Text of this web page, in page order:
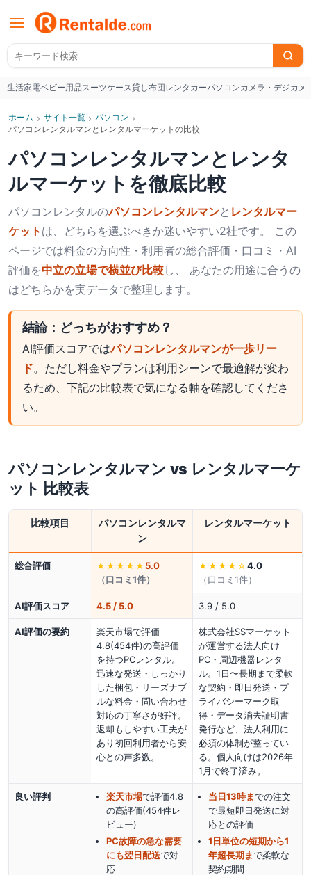
生活家電ベビー用品スーツケース貸し布団レンタカーパソコンカメラ・デジカメ
ホーム › サイト一覧 › パソコン ›
パソコンレンタルマンとレンタルマーケットの比較
パソコンレンタルマン と レンタ
ルマーケット を徹底比較
パソコンレンタルのパソコンレンタルマンと レンタルマー
ケット は、どちらを選ぶべきか迷いやすい2社です。 この
ページでは料金の方向性・利用者の総合評価・口コミ・AI
評価を中立の立場で横並び比較し、 あなたの用途に合うの
はどちらかを実データで整理します。
結論：どっちがおすすめ？
AI評価スコアではパソコンレンタルマンが一歩リー
ド。ただし料金やプランは利用シーンで最適解が変わ
るため、下記の比較表で気になる軸を確認してくださ
い。
パソコンレンタルマン vs レンタルマーケ
ット 比較表
比較項目
パソコンレンタルマ
ン
レンタルマーケット
総合評価 ★★★★★ 5.0
（口コミ1件）
★★★★ ☆ 4.0
（口コミ 1件）
AI評価スコア 4.5 / 5.0 3.9 / 5.0
AI評価の要約
楽天市場で評価
4.8(454件)の高評価
を持つPCレンタル。
迅速な発送・しっかり
した梱包・リーズナブ
ルな料金・問い合わせ
対応の丁寧さが好評。
返却もしやすい工夫が
あり初回利用者から安
心との声多数。
株式会社SSマーケット
が運営する法人向け
PC・周辺機器レンタ
ル。1日〜長期まで柔軟
な契約・即日発送・プ
ライバシーマーク取
得・データ消去証明書
発行など、法人利用に
必須の体制が整ってい
る。個人向けは2026年
1月で終了済み。
良い評判 楽天市場で評価4.8
の高評価(454件レ
ビュー)
PC故障の急な需要
にも翌日配送で対
応
当日13時までの注文
で最短即日発送に対
応との評価
1日単位の短期から1
年超長期まで柔軟な
契約期間